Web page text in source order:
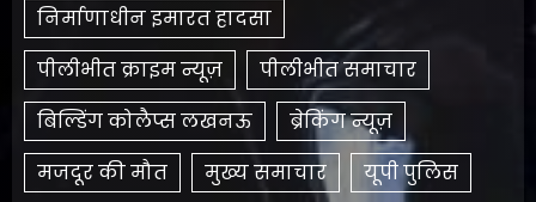
निर्माणाधीन इमारत हादसा
पीलीभीत क्राइम न्यूज़
पीलीभीत समाचार
बिल्डिंग कोलैप्स लखनऊ
ब्रेकिंग न्यूज़
मजदूर की मौत
मुख्य समाचार यूपी पुलिस